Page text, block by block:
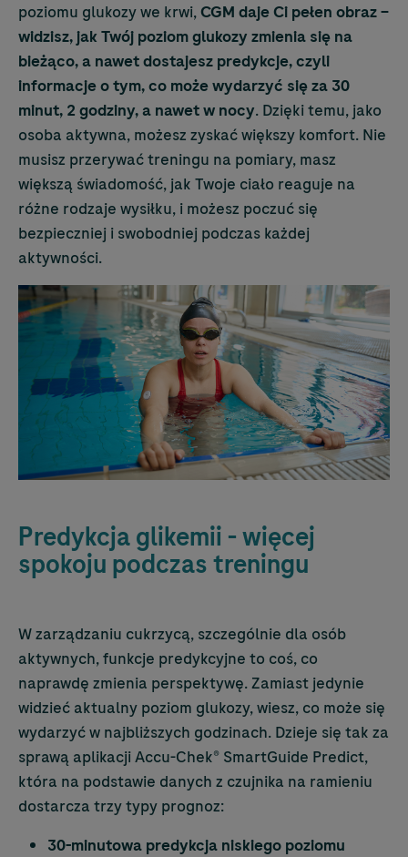
poziomu glukozy we krwi,CGM daje Ci pełen obraz –
widzisz, jak Twój poziom glukozy zmienia się na
bieżąco, a nawet dostajesz predykcje, czyli
informacje o tym, co może wydarzyć się za 30
minut, 2 godziny, a nawet w nocy. Dzięki temu, jako
osoba aktywna, możesz zyskać większy komfort. Nie
musisz przerywać treningu na pomiary, masz
większą świadomość, jak Twoje ciało reaguje na
różne rodzaje wysiłku, i możesz poczuć się
bezpieczniej i swobodniej podczas każdej
aktywności.
Predykcja glikemii - więcej
spokoju podczas treningu
W zarządzaniu cukrzycą, szczególnie dla osób
aktywnych, funkcje predykcyjne to coś, co
naprawdę zmienia perspektywę. Zamiast jedynie
widzieć aktualny poziom glukozy, wiesz, co może się
wydarzyć w najbliższych godzinach. Dzieje się tak za
sprawą aplikacjiAccu-Chek® SmartGuide Predict,
która na podstawie danych z czujnika na ramieniu
dostarcza trzy typy prognoz:
30-minutowa predykcja niskiego poziomu